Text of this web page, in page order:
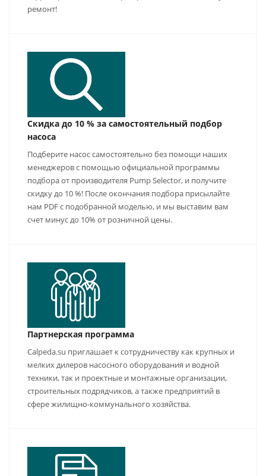
ремонт!
Скидка до 10 % за самостоятельный подбор
насоса
Подберите насос самостоятельно без помощи наших
менеджеров с помощью официальной программы
подбора от производителя Pump Selector, и получите
скидку до 10 %! После окончания подбора присылайте
нам PDF с подобранной моделью, и мы выставим вам
счет минус до 10% от розничной цены.
Партнерская программа
Calpeda.su приглашает к сотрудничеству как крупных и
мелких дилеров насосного оборудования и водной
техники, так и проектные и монтажные организации,
строительных подрядчиков, а также предприятий в
сфере жилищно-коммунального хозяйства.